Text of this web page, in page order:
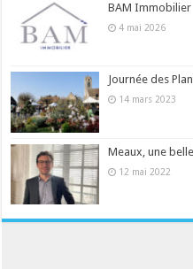
BAM Immobilier
4 mai 2026
Journée des
14 mars 2023
Meaux, une
12 mai 2022